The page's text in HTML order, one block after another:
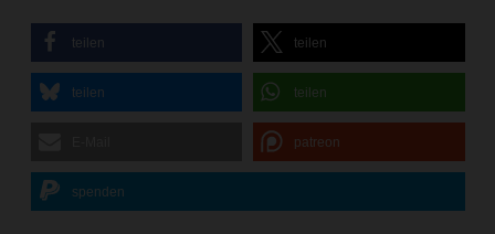
teilen teilen
teilen teilen
patreon
spenden